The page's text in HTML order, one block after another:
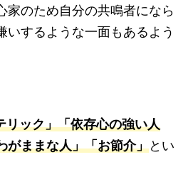
家のため自分の共鳴者になら
いするような一面もあるよう
リック」「依存心の強い人
がままな人」「お節介」とい